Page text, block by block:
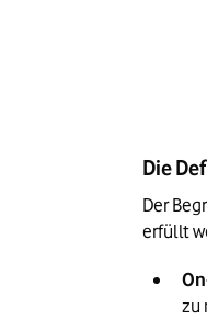
Die
Der
erfüllt
zu